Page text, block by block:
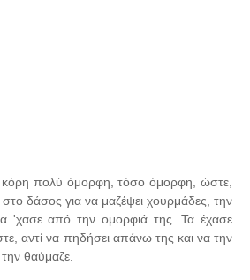
κόρη πολύ όμορφη, τόσο όμορφη, ώστε,
στο δάσος για να μαζέψει χουρμάδες, την
τα 'χασε από την ομορφιά της. Τα έχασε
αντί να πηδήσει απάνω της και να την
την θαύμαζε.